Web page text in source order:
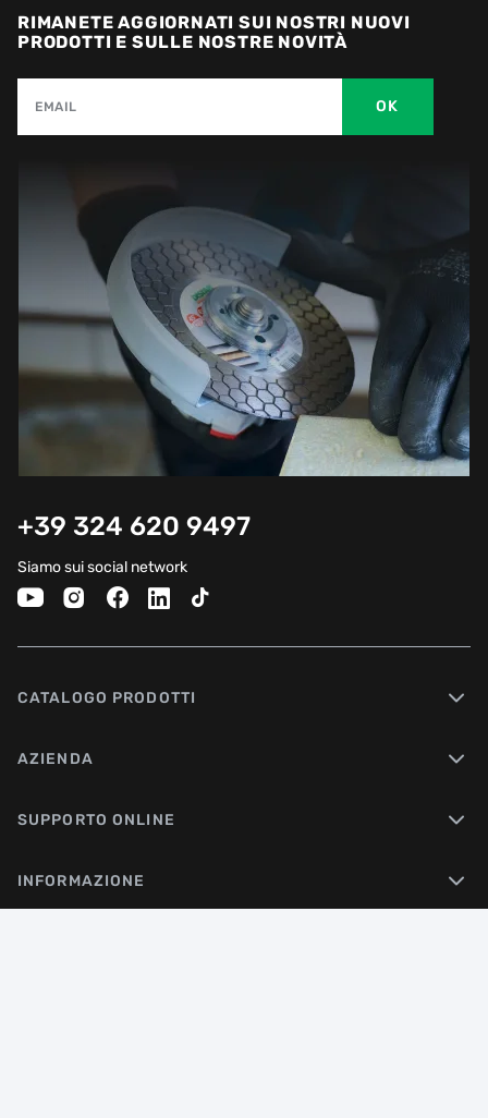
RIMANETE AGGIORNATI SUI NOSTRI NUOVI
PRODOTTI E SULLE NOSTRE NOVITÀ
EMAIL OK
+39 324 620 9497
Siamo sui social network
CATALOGO PRODOTTI
AZIENDA
SUPPORTO ONLINE
INFORMAZIONE